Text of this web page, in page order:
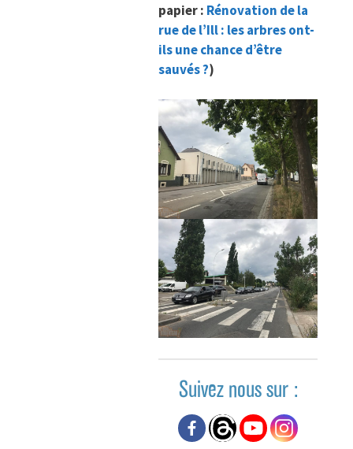
papier : Rénovation de la
rue de l’Ill : les arbres ont-
ils une chance d’être
sauvés ?)
Suivez nous sur :